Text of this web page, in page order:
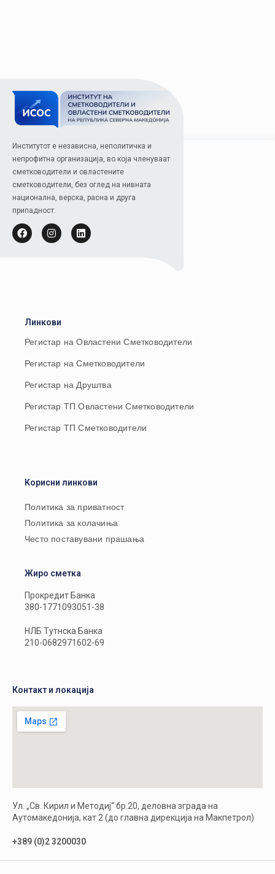
Институтот е независна, неполитичка и
непрофитна организација, во која членуваат
сметководители и овластените
сметководители, без оглед на нивната
национална, верска, расна и друга
припадност.
Линкови
Регистар на Овластени Сметководители
Регистар на Сметководители
Регистар на Друштва
Регистар ТП Овластени Сметководители
Регистар ТП Сметководители
Корисни линкови
Политика за приватност
Политика за колачиња
Често поставувани прашања
Жиро сметка
Прокредит Банка
380-1771093051-38
НЛБ Тутнска Банка
210-0682971602-69
Контакт и локација
Ул. „Св. Кирил и Методиј“ бр.20, деловна зграда на
Аутомакедонија, кат 2 (до главна дирекција на Макпетрол)
+389 (0)2 3200030